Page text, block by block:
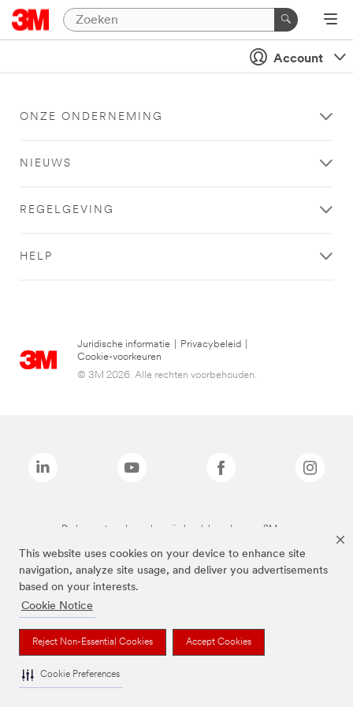
This website uses cookies on your device to enhance site
navigation, analyze site usage, and deliver you advertisements
based on your interests.
Cookie Notice
Reject Non-Essential Cookies Accept Cookies
Cookie Preferences
Account
ONZE ONDERNEMING
NIEUWS
REGELGEVING
HELP
Juridische informatie Privacybeleid
Cookie-voorkeuren
© 3M 2026. Alle rechten voorbehouden.
De bovenstaande merken zijn handelsmerken van 3M.we